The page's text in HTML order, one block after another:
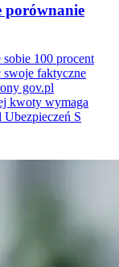
porównanie
100 procent
swoje faktyczne
gov.pl
kwoty wymaga
S